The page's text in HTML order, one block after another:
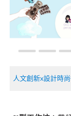
人文創新x設計時